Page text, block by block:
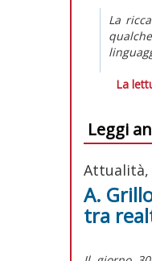
La
La
Leggi
Attualità,
A.
tra